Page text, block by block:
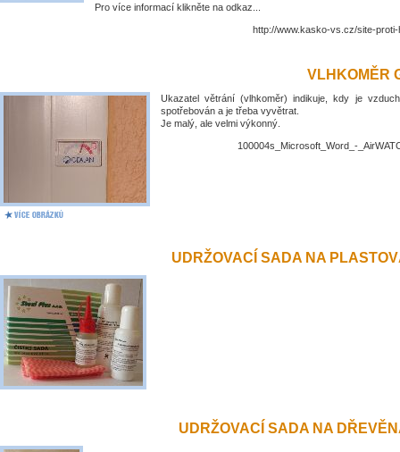
Pro více informací klikněte na odkaz...
http://www.kasko-vs.cz/site-
VLHKOMĚR
Ukazatel větrání (vlhkoměr) indikuje, kdy je
spotřebován a je třeba vyvětrat.
Je malý, ale velmi výkonný.
100004s_Microsoft_Word_-
UDRŽOVACÍ SADA NA
UDRŽOVACÍ SADA NA